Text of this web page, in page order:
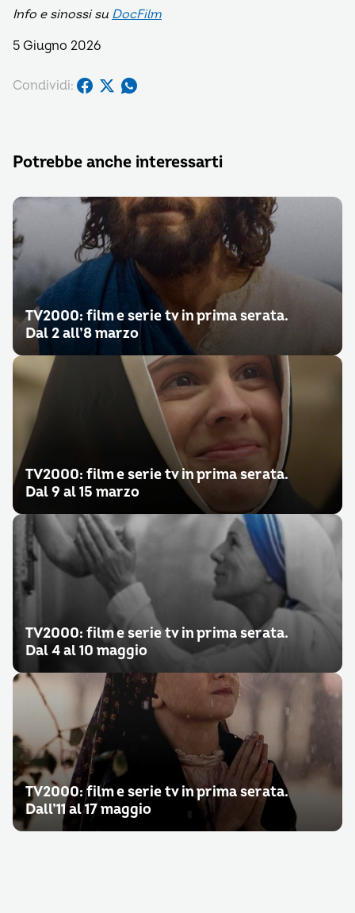
Info e sinossi su DocFilm
5 Giugno 2026
Condividi:
Potrebbe anche interessarti
TV2000: film e serie tv in prima serata.
Dal 2 all’8 marzo
TV2000: film e serie tv in prima serata.
Dal 9 al 15 marzo
TV2000: film e serie tv in prima serata.
Dal 4 al 10 maggio
TV2000: film e serie tv in prima serata.
Dall’11 al 17 maggio